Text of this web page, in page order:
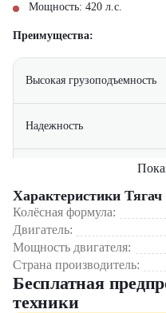
Мощность: 420 л.с.
Преимущества:
Высокая грузоподъемность
Надежность
Комфорт водителя
Универсальность
Сфера применения:
Перевозка строительных
Карьерные и
Междугородние
Работа с тяжелыми и
Характеристики
Колёсная формула:
Двигатель:
Мощность двигателя:
Страна производитель:
Бесплатная
техники